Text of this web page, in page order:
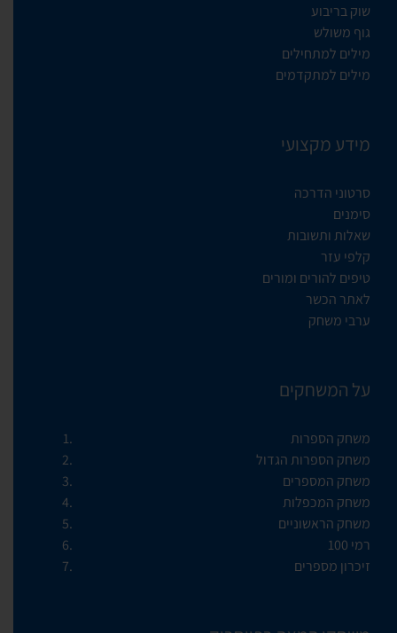
שוק בריבוע
גוף משולש
מילים למתחילים
מילים למתקדמים
מידע מקצועי
סרטוני הדרכה
סימנים
שאלות ותשובות
קלפי עזר
טיפים להורים ומורים
לאתר הכשר
ערבי משחק
על המשחקים
משחק הספרות
משחק הספרות הגדול
משחק המספרים
משחק המכפלות
משחק הראשוניים
רמי 100
זיכרון מספרים